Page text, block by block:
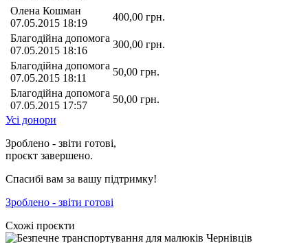
Олена Кошман
07.05.2015 18:19
400,00 грн.
Благодійна допомога
07.05.2015 18:16
300,00 грн.
Благодійна допомога
07.05.2015 18:11
50,00 грн.
Благодійна допомога
07.05.2015 17:57
50,00 грн.
Усі донори
Зроблено - звіти готові,
проєкт завершено.
Спасибі вам за вашу підтримку!
Зроблено - звіти готові
Схожі проєкти